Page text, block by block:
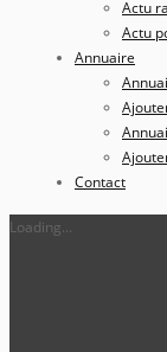
Actu
Actu
Annuaire
Contact
Loading...